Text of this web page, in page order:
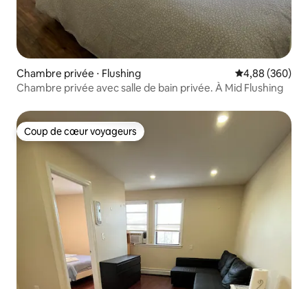
Chambre privée ⋅ Flushing Évaluation
4,88 (360)
Chambre privée avec salle de bain privée. À Mid Flushing
Coup de cœur voyageurs
Coup de cœur voyageurs